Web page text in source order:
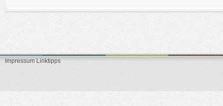
Impressum Linktipps